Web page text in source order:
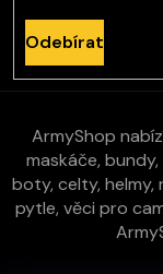
Odebírat
ArmyShop
maskáče,
boty, celty, helmy,
pytle, věci pro